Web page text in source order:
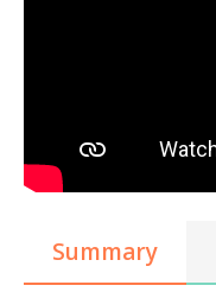
Summary